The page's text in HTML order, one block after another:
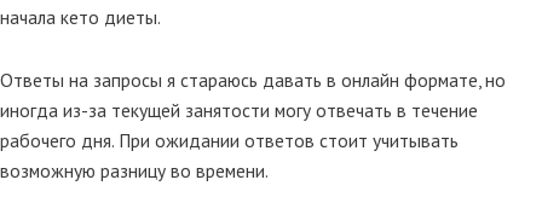
начала кето диеты.
Ответы на запросы я стараюсь давать в онлайн формате, но
иногда из-за текущей занятости могу отвечать в течение
рабочего дня. При ожидании ответов стоит учитывать
возможную разницу во времени.